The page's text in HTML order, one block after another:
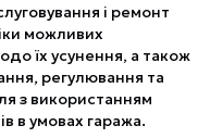
і ремонт
можливих
їх усунення, а також
регулювання та
з використанням
в умовах гаража.